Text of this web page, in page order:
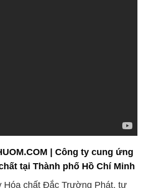
Hóa chất Đắc Trường Phát, tự
tin cậy của bạn trong lĩnh vực
hỗ trợ mọi lúc, mọi nơi,
mang đến cho bạn không chỉ
còn là những sản phẩm chất